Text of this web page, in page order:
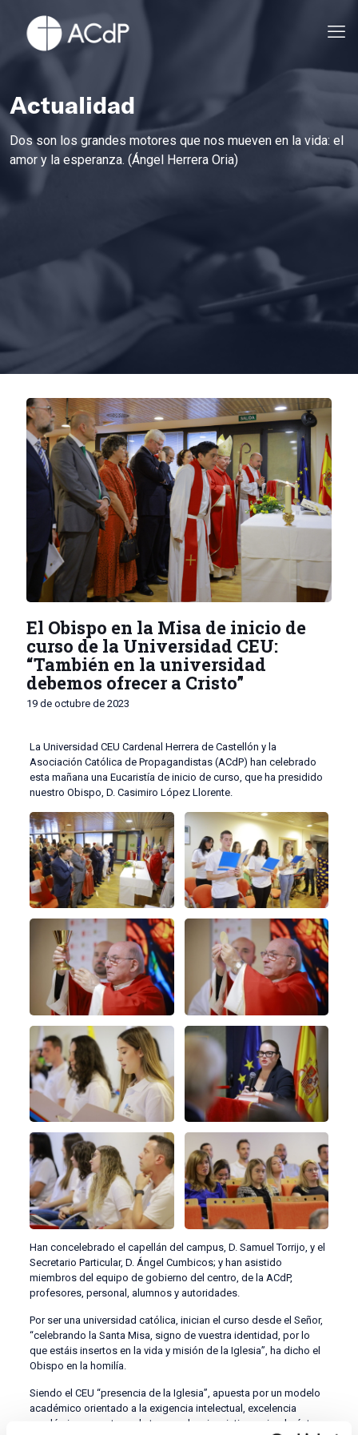
Actualidad
Dos son los grandes motores que nos mueven en la vida: el
amor y la esperanza. (Ángel Herrera Oria)
El Obispo en la Misa de inicio de
curso de la Universidad CEU:
“También en la universidad
debemos ofrecer a Cristo”
19 de octubre de 2023
La Universidad CEU Cardenal Herrera de Castellón y la
Asociación Católica de Propagandistas (ACdP) han celebrado
esta mañana una Eucaristía de inicio de curso, que ha presidido
nuestro Obispo, D. Casimiro López Llorente.
Han concelebrado el capellán del campus, D. Samuel Torrijo, y el
Secretario Particular, D. Ángel Cumbicos; y han asistido
miembros del equipo de gobierno del centro, de la ACdP,
profesores, personal, alumnos y autoridades.
Por ser una universidad católica, inician el curso desde el Señor,
“celebrando la Santa Misa, signo de vuestra identidad, por lo
que estáis insertos en la vida y misión de la Iglesia”, ha dicho el
Obispo en la homilía.
Siendo el CEU “presencia de la Iglesia”, apuesta por un modelo
académico orientado a la exigencia intelectual, excelencia
académica y apertura a la trascendencia cristiana, siendo ésta